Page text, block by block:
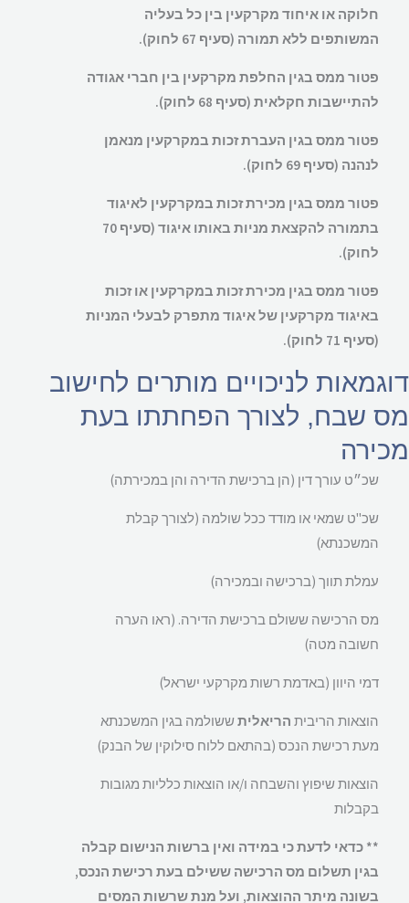
חלוקה או איחוד מקרקעין בין כל בעליה
המשותפים ללא תמורה (סעיף 67 לחוק).
פטור ממס בגין החלפת מקרקעין בין חברי אגודה
להתיישבות חקלאית (סעיף 68 לחוק).
פטור ממס בגין העברת זכות במקרקעין מנאמן
לנהנה (סעיף 69 לחוק).
פטור ממס בגין מכירת זכות במקרקעין לאיגוד
בתמורה להקצאת מניות באותו איגוד (סעיף 70
לחוק).
פטור ממס בגין מכירת זכות במקרקעין או זכות
באיגוד מקרקעין של איגוד מתפרק לבעלי המניות
(סעיף 71 לחוק).
לניכויים מותרים לחישוב
שבח, לצורך הפחתתו בעת
שכ״ט עורך דין (הן ברכישת הדירה והן במכירתה)
שכ"ט שמאי או מודד ככל שולמה (לצורך קבלת
המשכנתא)
עמלת תווך (ברכישה ובמכירה)
מס הרכישה ששולם ברכישת הדירה. (ראו הערה
חשובה מטה)
דמי היוון (באדמת רשות מקרקעי ישראל)
הוצאות הריביתהריאליתששולמה בגין המשכנתא
מעת רכישת הנכס (בהתאם ללוח סילוקין של הבנק)
הוצאות שיפוץ והשבחה ו/או הוצאות כלליות מגובות
בקבלות
** כדאי לדעת כי במידה ואין ברשות הנישום קבלה
בגין תשלום מס הרכישה ששילם בעת רכישת הנכס,
בשונה מיתר ההוצאות, ועל מנת שרשות המסים